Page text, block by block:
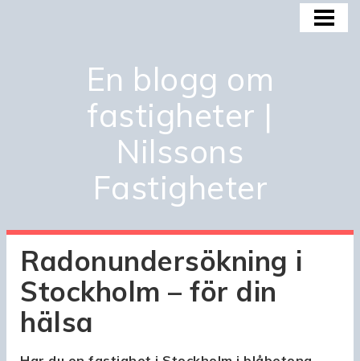
KÖPA OCH INVESTERA
En blogg om
fastigheter |
Nilssons
Fastigheter
Radonundersökning i
Stockholm – för din
hälsa